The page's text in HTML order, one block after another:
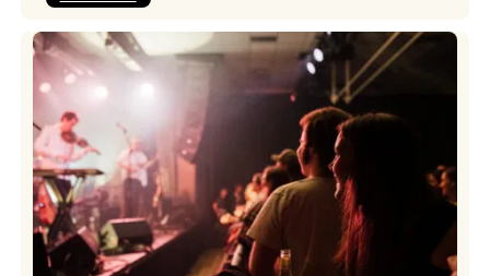
Jazz
søkjer